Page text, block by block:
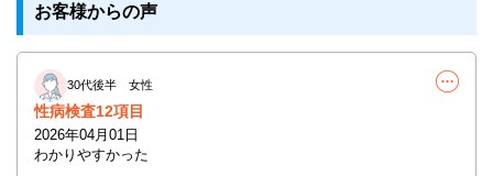
お客様からの声
30代後半 女性
性病検査12項目
2026年04月01日
わかりやすかった